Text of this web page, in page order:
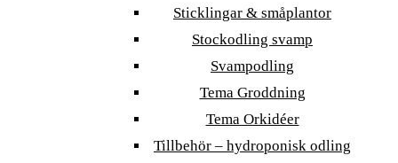
Sticklingar & småplantor
Stockodling svamp
Svampodling
Tema Groddning
Tema Orkidéer
Tillbehör – hydroponisk odling